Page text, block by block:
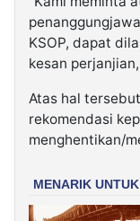
KSOP, dapat
kesan
Atas hal
rekomendasi
menghentikan/